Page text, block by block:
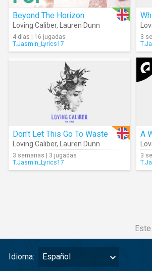
Beyond The Horizon
Loving Caliber, Lauren Dunn
4 días | 16 jugadas
T.Jasmin_Lyrics17
3
Don't Let This Go To Waste
Loving Caliber, Lauren Dunn
3 semanas | 3 jugadas
T.Jasmin_Lyrics17
A
3
Idioma: Español